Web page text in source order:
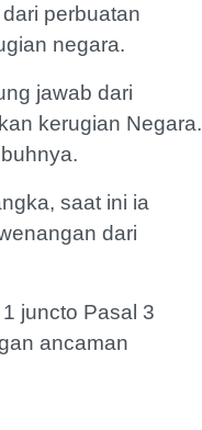
perbuatan
negara.
jawab dari
kerugian Negara.
saat ini ia
dari
juncto Pasal 3
ancaman